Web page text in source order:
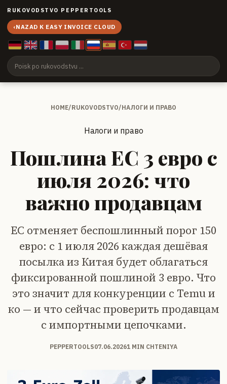
RUKOVODSTVO PEPPERTOOLS
‹NAZAD K EASY INVOICE CLOUD
HOME/RUKOVODSTVO/НАЛОГИ И ПРАВО
Налоги и право
Пошлина ЕС 3 евро с
июля 2026: что
важно продавцам
ЕС отменяет беспошлинный порог 150
евро: с 1 июля 2026 каждая дешёвая
посылка из Китая будет облагаться
фиксированной пошлиной 3 евро. Что
это значит для конкуренции с Temu и
ко — и что сейчас проверить продавцам
с импортными цепочками.
PEPPERTOOLS07.06.20261 MIN CHTENIYA